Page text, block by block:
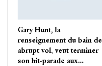
Gary Hunt, la
renseignement du bain de
abrupt vol, veut terminer
son hit-parade aux…